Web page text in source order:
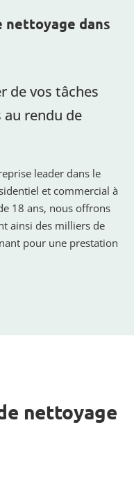
nettoyage dans
de vos tâches
au rendu de
leader dans le
et commercial à
18 ans, nous offrons
ainsi des milliers de
pour une prestation
nettoyage